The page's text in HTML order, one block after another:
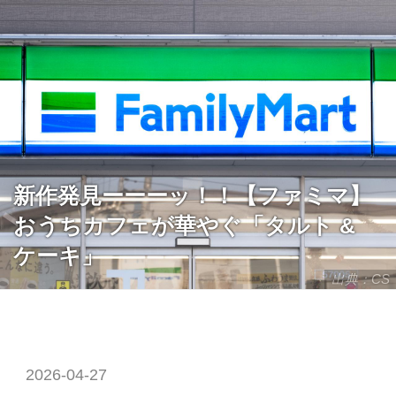
出典：CS
新作発見ーーーッ！！【ファミマ】
おうちカフェが華やぐ「タルト &
ケーキ」
2026-04-27